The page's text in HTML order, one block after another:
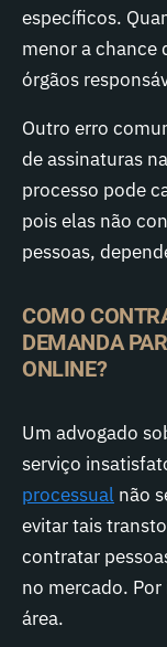
específicos.
menor a chance
órgãos
Outro erro
de assinaturas
processo pode
pois elas não
pessoas,
COMO
DEMANDA
ONLINE?
Um advogado
serviço
processual não
evitar tais
contratar
no mercado.
área.